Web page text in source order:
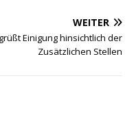
WEITER
Einigung hinsichtlich der
Zusätzlichen Stellen